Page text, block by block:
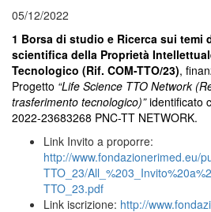
05/12/2022
1 Borsa di studio e Ricerca sui temi
scientifica della Proprietà
Tecnologico (Rif. COM-TTO/23),
Progetto “Life Science TTO Network
trasferimento tecnologico)”identificato
2022-23683268 PNC-TT NETWORK.
Link Invito a proporre:
http://www.fondazionerimed.eu/
TTO_23/
TTO_23.pdf
Link iscrizione: http://